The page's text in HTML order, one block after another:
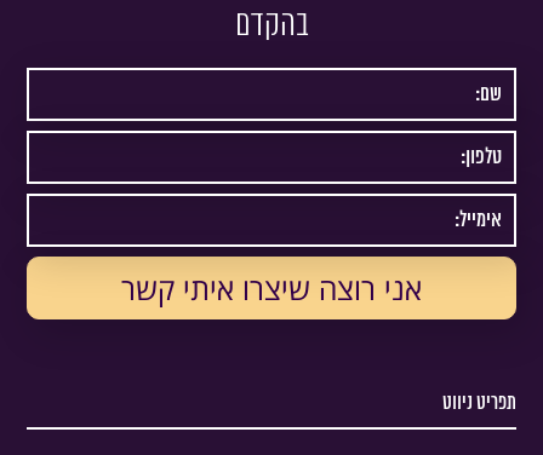
בהקדם
תפריט ניווט